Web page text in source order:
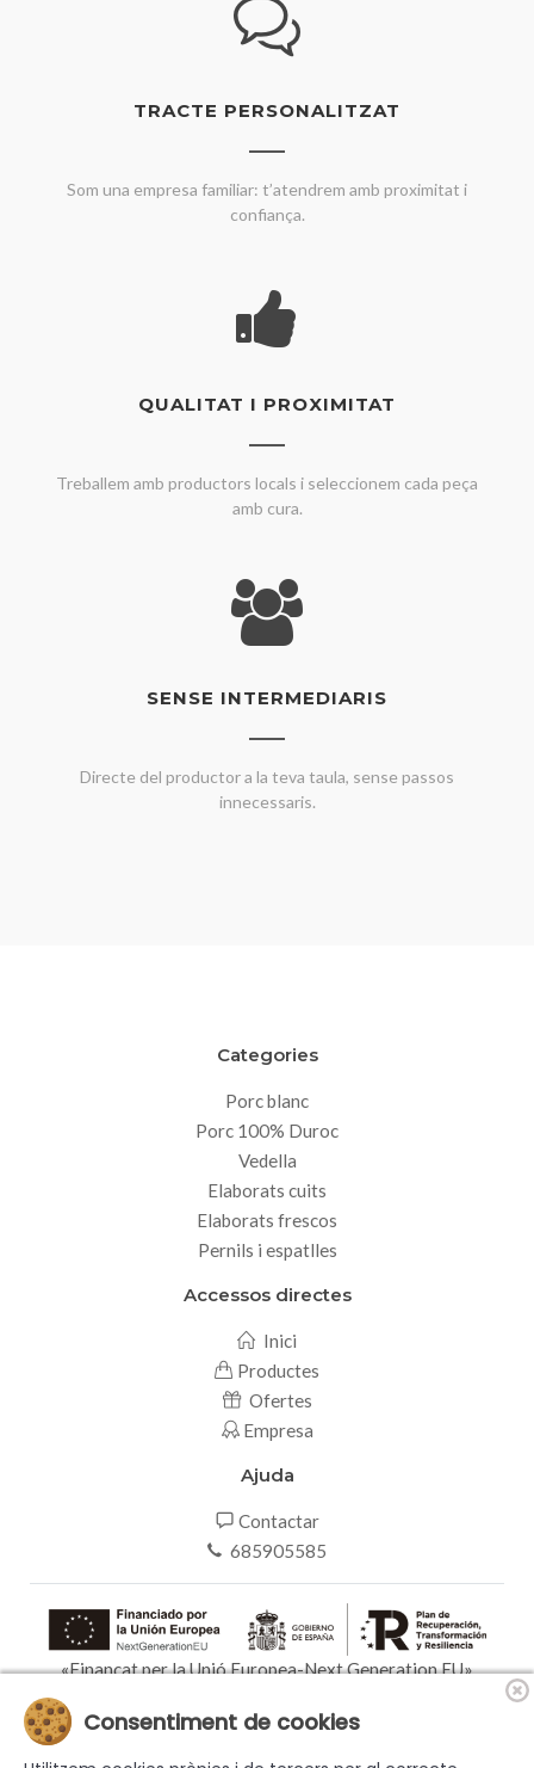
TRACTE PERSONALITZAT
Som una empresa familiar: t’atendrem amb proximitat i
confiança.
QUALITAT I PROXIMITAT
Treballem amb productors locals i seleccionem cada peça
amb cura.
SENSE INTERMEDIARIS
Directe del productor a la teva taula, sense passos
innecessaris.
Categories
Porc blanc
Porc 100% Duroc
Vedella
Elaborats cuits
Elaborats frescos
Pernils i espatlles
Accessos directes
Inici
Productes
Ofertes
Empresa
Ajuda
Contactar
685905585
«Finançat per la Unió Europea-Next Generation EU»
Consentiment de cookies